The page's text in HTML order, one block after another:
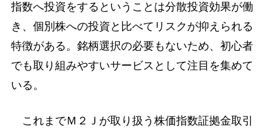
指数へ投資をするということは分散投資効果が働
き、個別株への投資と比べてリスクが抑えられる
特徴がある。銘柄選択の必要もないため、初心者
でも取り組みやすいサービスとして注目を集めて
いる。
これまでＭ２Ｊが取り扱う株価指数証拠金取引